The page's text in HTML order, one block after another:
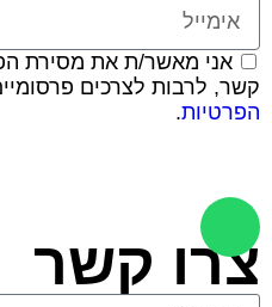
אני מאשר/ת את מסירת
קשר, לרבות לצרכים
הפרטיות.
צרו קשר